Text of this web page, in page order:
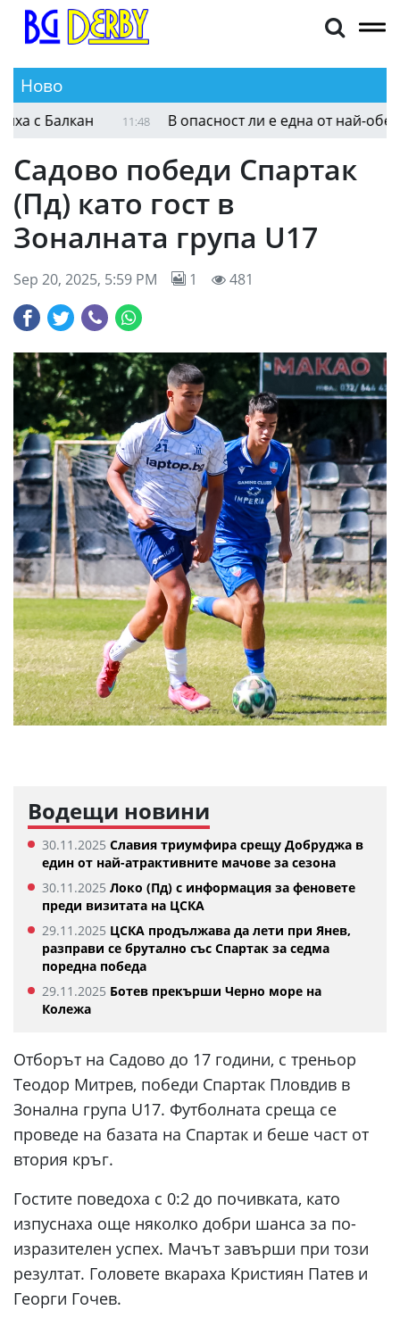
Ново
Балкан 11:48 В опасност ли е една от най-
Садово победи Спартак
(Пд) като гост в
Зоналната група U17
Sep 20, 2025, 5:59 PM 1 481
Водещи новини
30.11.2025 Славия триумфира срещу Добруджа в
един от най-атрактивните мачове за сезона
30.11.2025 Локо (Пд) с информация за феновете
преди визитата на ЦСКА
29.11.2025 ЦСКА продължава да лети при Янев,
разправи се брутално със Спартак за седма
поредна победа
29.11.2025 Ботев прекърши Черно море на
Колежа
Отборът на Садово до 17 години, с треньор
Теодор Митрев, победи Спартак Пловдив в
Зонална група U17. Футболната среща се
проведе на базата на Спартак и беше част от
втория кръг.
Гостите поведоха с 0:2 до почивката, като
изпуснаха още няколко добри шанса за по-
изразителен успех. Мачът завърши при този
резултат. Головете вкараха Кристиян Патев и
Георги Гочев.